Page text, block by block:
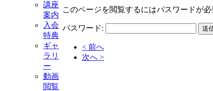
講座
案内
入会
特典
ギャ
ラリ
ー
動画
閲覧
このページを閲覧するにはパスワードが必
パスワード:
< 前へ
次へ >